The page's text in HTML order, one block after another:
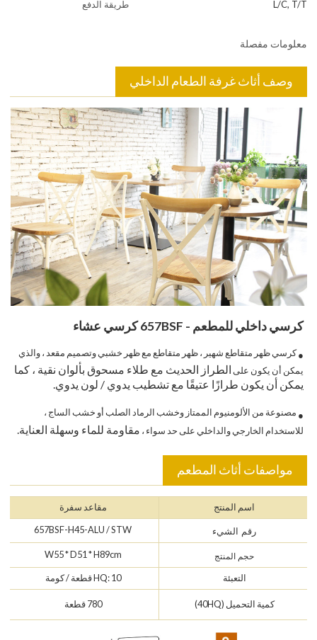
طريقة الدفع L/C, T/T
معلومات مفصلة
وصف أثاث غرفة الطعام الداخلي
كرسي داخلي للمطعم - 657BSF كرسي عشاء
● كرسي ظهر متقاطع شهير ، ظهر متقاطع مع ظهر خشبي وتصميم مقعد ، والذي
يمكن أن يكون على الطراز الحديث مع طلاء مسحوق بألوان نقية ، كما
يمكن أن يكون طرازًا عتيقًا مع تشطيب يدوي / لون يدوي.
● مصنوعة من الألومنيوم الممتاز وخشب الرماد الصلب أو خشب الساج ،
للاستخدام الخارجي والداخلي على حد سواء ، مقاومة للماء وسهلة العناية.
مواصفات أثاث المطعم
اسم المنتج مقاعد سفرة
رقم الشيء 657BSF-H45-ALU / STW
حجم المنتج W55 * D51 * H89cm
التعبئة HQ: 10 قطعة / كومة
كمية التحميل (40HQ) 780 قطعة